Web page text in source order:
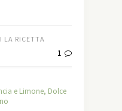
LA RICETTA
1
e Limone, Dolce